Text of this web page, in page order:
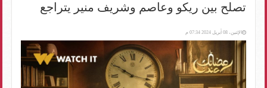
تصلح بين ريكو وعاصم وشريف منير يتراجع
الإثنين، 08 أبريل 2024 07:34 م